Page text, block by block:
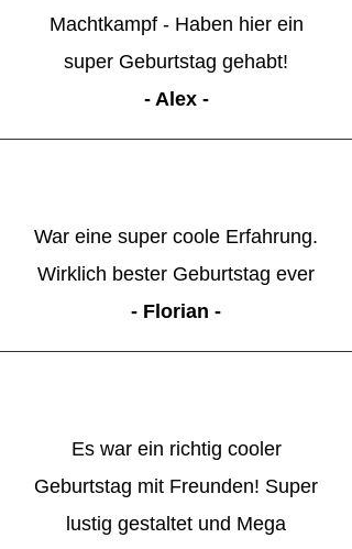
Machtkampf - Haben hier ein
super Geburtstag gehabt!
- Alex -
War eine super coole Erfahrung.
Wirklich bester Geburtstag ever
- Florian -
Es war ein richtig cooler
Geburtstag mit Freunden! Super
lustig gestaltet und Mega